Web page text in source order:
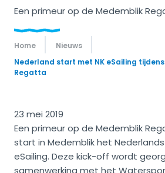
Een primeur op de Medemblik
Home
Nieuws
Nederland start met NK eSailing
Regatta
23 mei 2019
Een primeur op de Medemblik
start in Medemblik het
eSailing. Deze kick-off wordt